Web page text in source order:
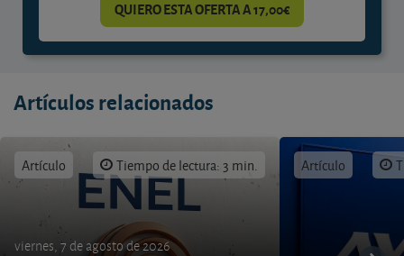
QUIERO ESTA OFERTA A 17,00€
Artículos relacionados
Artículo Tiempo de lectura: 3 min.
viernes, 7 de agosto de 2026
Artículo